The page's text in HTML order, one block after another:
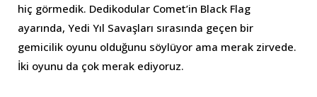
hiç görmedik. Dedikodular Comet’in Black Flag
ayarında, Yedi Yıl Savaşları sırasında geçen bir
gemicilik oyunu olduğunu söylüyor ama merak zirvede.
İki oyunu da çok merak ediyoruz.